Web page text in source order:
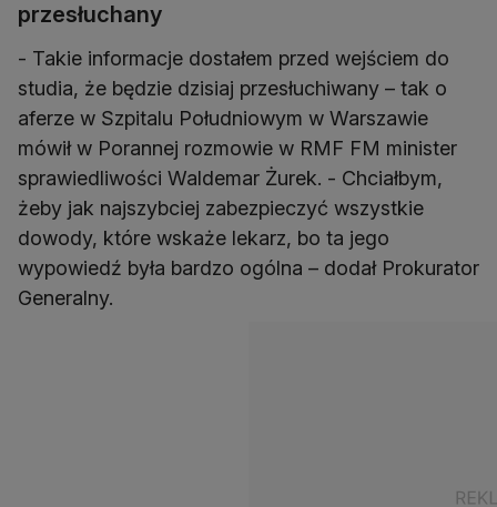
przesłuchany
- Takie informacje dostałem przed wejściem do
studia, że będzie dzisiaj przesłuchiwany – tak o
aferze w Szpitalu Południowym w Warszawie
mówił w Porannej rozmowie w RMF FM minister
sprawiedliwości Waldemar Żurek. - Chciałbym,
żeby jak najszybciej zabezpieczyć wszystkie
dowody, które wskaże lekarz, bo ta jego
wypowiedź była bardzo ogólna – dodał Prokurator
Generalny.